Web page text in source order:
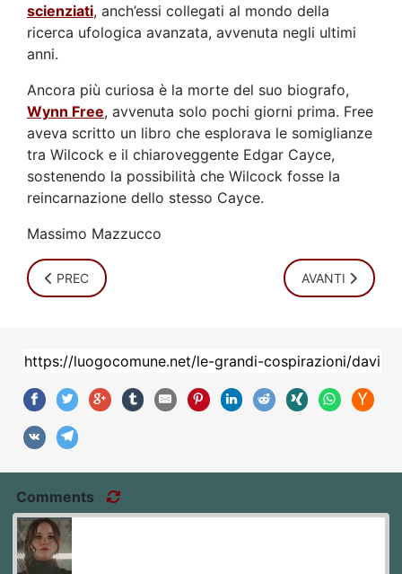
scienziati, anch’essi collegati al mondo della
ricerca ufologica avanzata, avvenuta negli ultimi
anni.
Ancora più curiosa è la morte del suo biografo,
Wynn Free, avvenuta solo pochi giorni prima. Free
aveva scritto un libro che esplorava le somiglianze
tra Wilcock e il chiaroveggente Edgar Cayce,
sostenendo la possibilità che Wilcock fosse la
reincarnazione dello stesso Cayce.
Massimo Mazzucco
ARTICOLO PRECEDENTE: “DISCLOSURE DAY”: UNA
PREC ARTICOLO
AVANTI
Comments